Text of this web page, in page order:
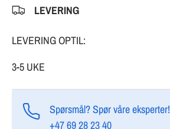
LEVERING
LEVERING OPTIL:
3-5 UKE
Spørsmål? Spør våre eksperter!
+47 69 28 23 40